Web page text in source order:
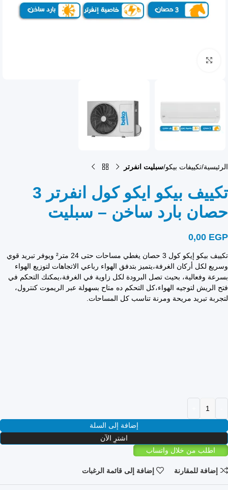
الرئيسية تكييفات بيكو سبليت انفرتر
تكييف بيكو ايكو كول انفرتر 3
حصان بارد ساخن – سبليت
0,00 EGP
تكييف بيكو إيكو كول 3 حصان يغطي مساحات حتى 24 متر² ويوفر تبريد قوي
وسريع لكل أركان الغرفة،يتميز بتدفق الهواء رباعي الاتجاهات لتوزيع الهواء
بسرعة وفعالية، بحيث تصل البرودة لكل زاوية في الغرفة،يمكنك التحكم في
فتح الريش لتوجيه الهواء،كل التحكم ده متاح بسهولة عبر الريموت كنترول،
لتجربة تبريد مريحة ومرنة تناسب كل المساحات.
إضافة إلى السلة
اشترِ الآن
اطلب من خلال واتساب
إضافة للمقارنة إضافة إلى قائمة الرغبات